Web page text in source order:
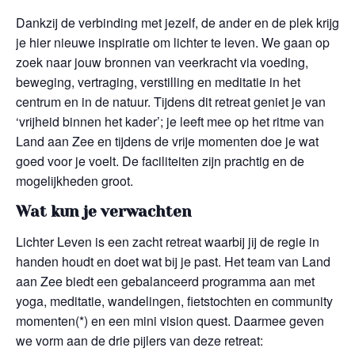
Dankzij de verbinding met jezelf, de ander en de plek krijg
je hier nieuwe inspiratie om lichter te leven. We gaan op
zoek naar jouw bronnen van veerkracht via voeding,
beweging, vertraging, verstilling en meditatie in het
centrum en in de natuur. Tijdens dit retreat geniet je van
‘vrijheid binnen het kader’; je leeft mee op het ritme van
Land aan Zee en tijdens de vrije momenten doe je wat
goed voor je voelt. De faciliteiten zijn prachtig en de
mogelijkheden groot.
Wat kun je verwachten
Lichter Leven is een zacht retreat waarbij jij de regie in
handen houdt en doet wat bij je past. Het team van Land
aan Zee biedt een gebalanceerd programma aan met
yoga, meditatie, wandelingen, fietstochten en community
momenten(*) en een mini vision quest. Daarmee geven
we vorm aan de drie pijlers van deze retreat: